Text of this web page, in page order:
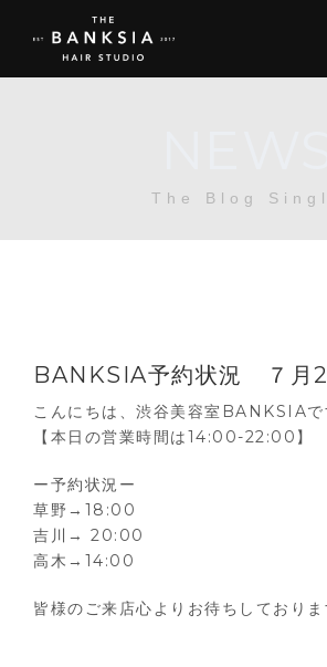
RECRUIT
The Blog
BANKSIA予約状況 ７月
こんにちは、渋谷美容室BANKSIAで
【本日の営業時間は14:00-22:00】
ー予約状況ー
草野→18:00
吉川→ 20:00
高木→14:00
皆様のご来店心よりお待ちしておりま